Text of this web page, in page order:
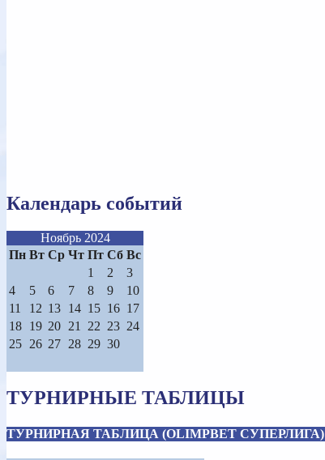
Календарь событий
Ноябрь 2024
Пн Вт Ср Чт Пт Сб Вс
1
2
3
4
5 6 7 8 9
10
11
12 13 14 15 16 17
18 19 20 21 22 23 24
25 26 27 28 29 30
ТУРНИРНЫЕ ТАБЛИЦЫ
ТУРНИРНАЯ ТАБЛИЦА (OLIMPBET СУПЕРЛИГА)